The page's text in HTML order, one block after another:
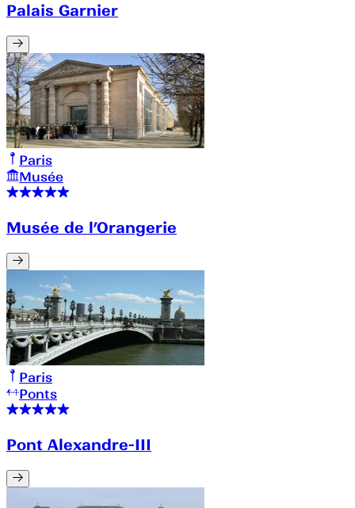
Palais Garnier
Paris
Musée
Musée de l’Orangerie
Paris
Ponts
Pont Alexandre-III